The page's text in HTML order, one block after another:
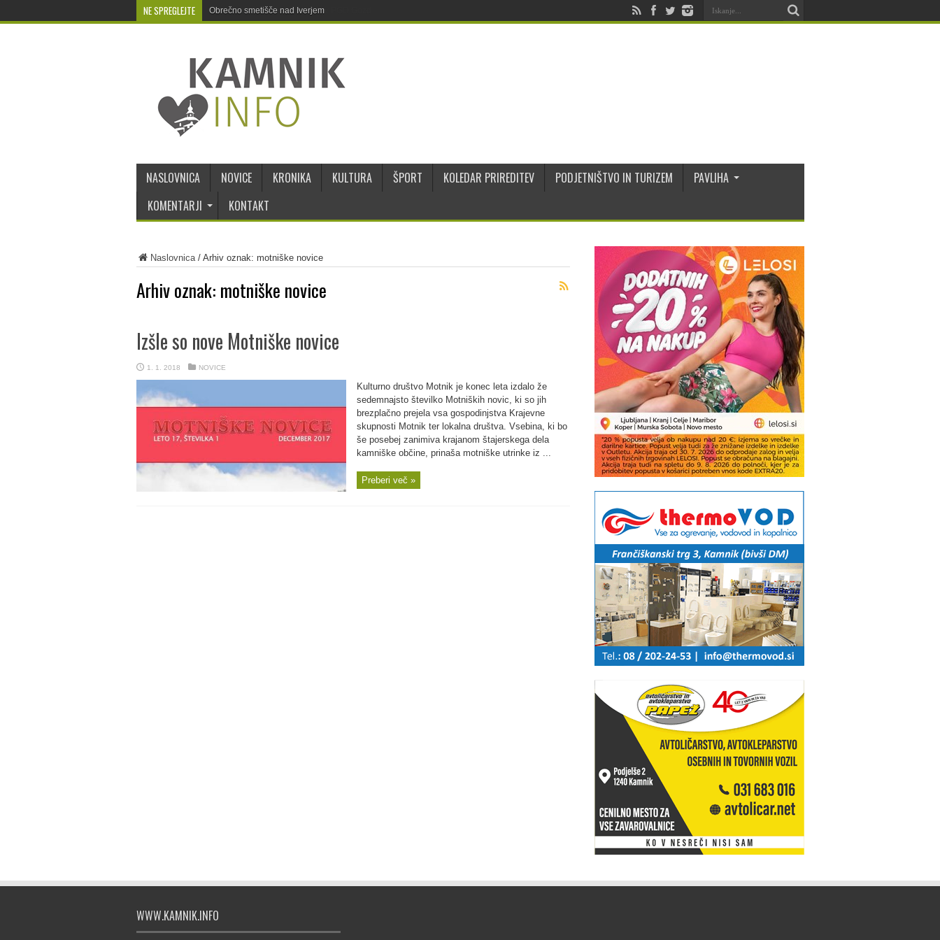
NE SPREGLEJTE Obrečno smetišče nad Iverjem
NASLOVNICA NOVICE KRONIKA KULTURA ŠPORT KOLEDAR PRIREDITEV PODJETNIŠTVO IN TURIZEM
PAVLIHA
KOMENTARJI
KONTAKT
Naslovnica/ Arhiv oznak: motniške novice
Arhiv oznak: motniške novice
Izšle so nove Motniške novice
1. 1. 2018 NOVICE
Kulturno društvo Motnik je konec leta izdalo že
sedemnajsto številko Motniških novic, ki so jih
brezplačno prejela vsa gospodinjstva Krajevne
skupnosti Motnik ter lokalna društva. Vsebina, ki bo
še posebej zanimiva krajanom štajerskega dela
kamniške občine, prinaša motniške utrinke iz ...
Preberi več »
WWW.KAMNIK.INFO